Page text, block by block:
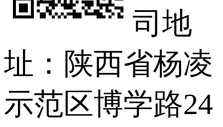
司地
址：陕西省杨凌
示范区博学路24